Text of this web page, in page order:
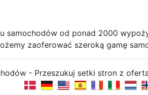
samochodów od ponad 2000
zaoferować szeroką gamę
- Przeszukuj setki stron z